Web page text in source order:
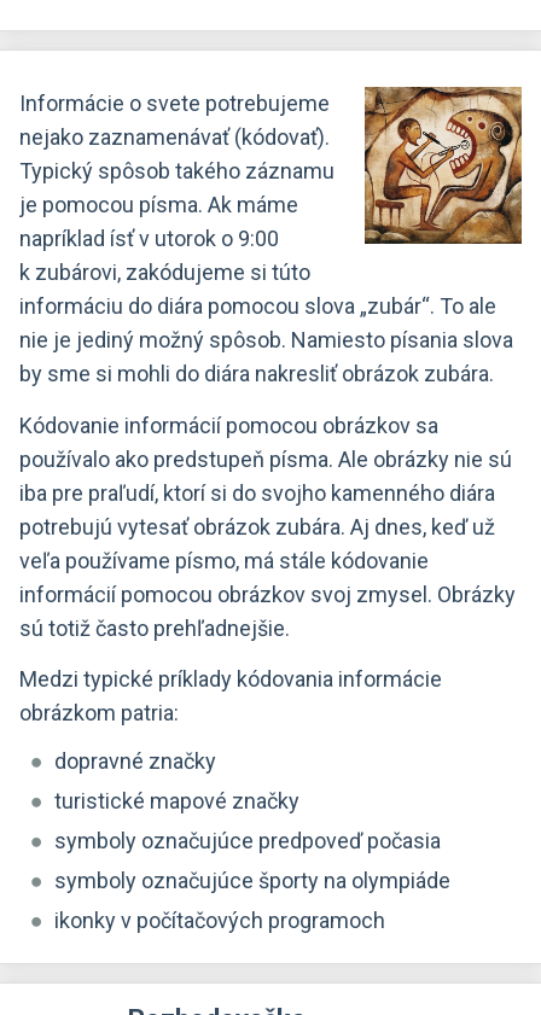
Informácie o svete potrebujeme
nejako zaznamenávať (kódovať).
Typický spôsob takého záznamu
je pomocou písma. Ak máme
napríklad ísť v utorok o 9:00
k zubárovi, zakódujeme si túto
informáciu do diára pomocou slova „zubár“. To ale
nie je jediný možný spôsob. Namiesto písania slova
by sme si mohli do diára nakresliť obrázok zubára.
Kódovanie informácií pomocou obrázkov sa
používalo ako predstupeň písma. Ale obrázky nie sú
iba pre praľudí, ktorí si do svojho kamenného diára
potrebujú vytesať obrázok zubára. Aj dnes, keď už
veľa používame písmo, má stále kódovanie
informácií pomocou obrázkov svoj zmysel. Obrázky
sú totiž často prehľadnejšie.
Medzi typické príklady kódovania informácie
obrázkom patria:
dopravné značky
turistické mapové značky
symboly označujúce predpoveď počasia
symboly označujúce športy na olympiáde
ikonky v počítačových programoch